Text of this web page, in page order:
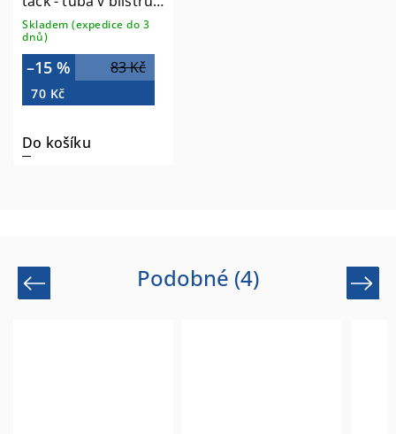
35003TU
Skladem (expedice do 3
dnů)
83 Kč
–15 %
70 Kč
Do košíku
Podobné (4)
Previous Next